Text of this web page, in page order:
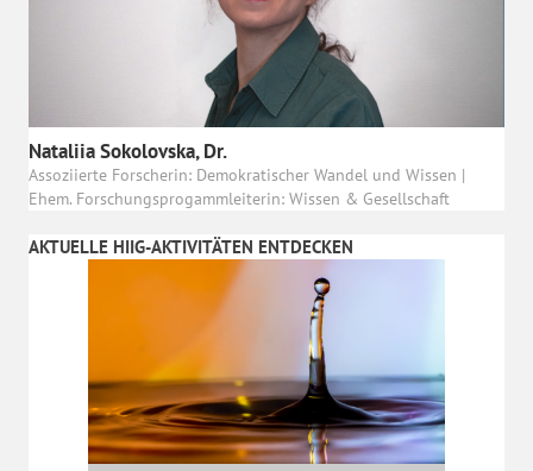
Nataliia Sokolovska, Dr.
Assoziierte Forscherin: Demokratischer Wandel und Wissen |
Ehem. Forschungsprogammleiterin: Wissen & Gesellschaft
AKTUELLE HIIG-AKTIVITÄTEN ENTDECKEN